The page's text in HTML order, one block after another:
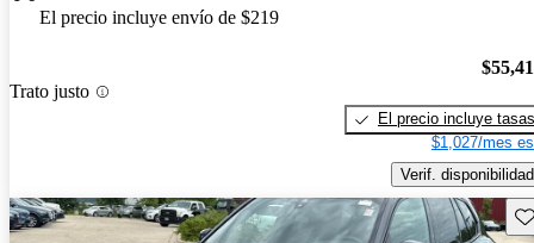
El precio incluye envío de $219
Trato justo
El precio incluye tasas
$1,027/mes
Verif. disponibilidad